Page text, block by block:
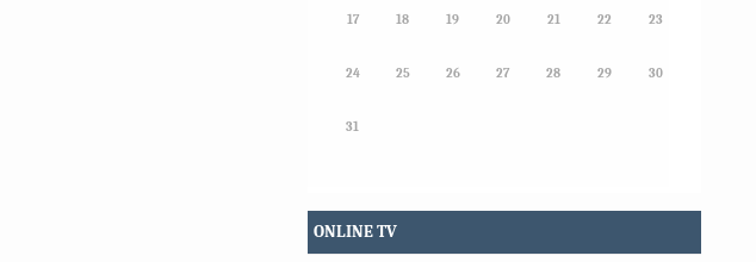
17 18 19 20 21 22 23
24 25 26 27 28 29 30
31
ONLINE TV